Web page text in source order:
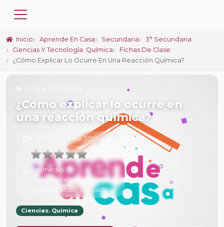
Inicio Aprende En Casa Secundaria
3° Secundaria
Ciencias Y Tecnología. Química
Fichas De Clase
¿Cómo Explicar Lo Ocurre En Una Reacción Química?
¿Cómo explicar lo ocurre en
una reacción química?
6 de Febrero de 2025 a las 17:12
Promedio: 0
Número de valoraciones:0
Tu calificación:Sin calificar
Ciencias. Química